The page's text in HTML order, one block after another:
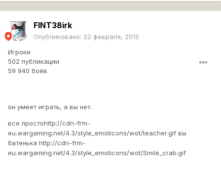
FINT38irk
Опубликовано: 22 февраля, 2015
Игроки
502 публикации
59 940 боёв
он умеет играть, а вы нет.
все простоhttp://cdn-frm-
eu.wargaming.net/4.3/style_emoticons/wot/teacher.gif вы
батенька http://cdn-frm-
eu.wargaming.net/4.3/style_emoticons/wot/Smile_crab.gif